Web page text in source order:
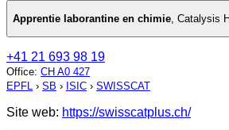
Apprentie laborantine en chimie, Catalysis
+41 21 693 98 19
Office: CH A0 427
EPFL › SB › ISIC › SWISSCAT
Site web: https://swisscatplus.ch/